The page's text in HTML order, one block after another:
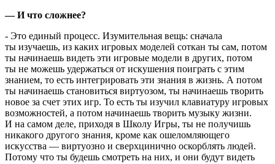
— И что сложнее?
- Это единый процесс. Изумительная вещь: сначала
ты изучаешь, из каких игровых моделей соткан ты сам, потом
ты начинаешь видеть эти игровые модели в других, потом
ты не можешь удержаться от искушения поиграть с этим
знанием, то есть интегрировать эти знания в жизнь. А потом
ты начинаешь становиться виртуозом, ты начинаешь творить
новое за счет этих игр. То есть ты изучил клавиатуру игровых
возможностей, а потом начинаешь творить музыку жизни.
И на самом деле, приходя в Школу Игры, ты не получишь
никакого другого знания, кроме как ошеломляющего
искусства — виртуозно и сверхцинично оскорблять людей.
Потому что ты будешь смотреть на них, и они будут видеть